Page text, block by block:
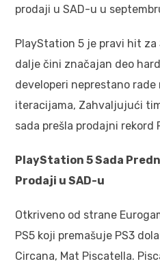
prodaji u SAD-u u
PlayStation 5 je pravi hit za
dalje čini značajan deo
developeri neprestano
iteracijama, Zahvaljujući
sada prešla prodajni rekord
PlayStation 5 Sada
Prodaji u SAD-u
Otkriveno od strane
PS5 koji premašuje PS3
Circana, Mat Piscatella.